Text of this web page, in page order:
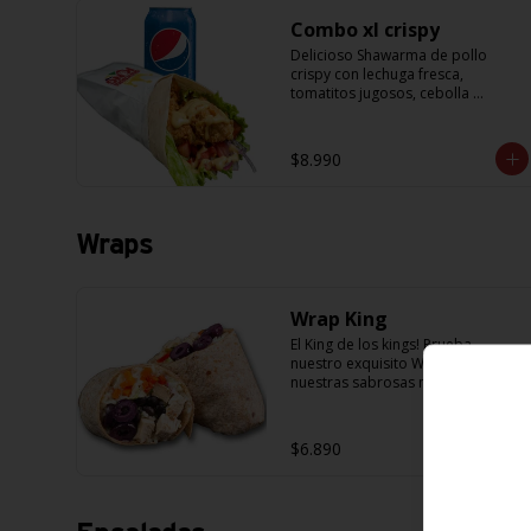
Combo xl crispy
Delicioso Shawarma de pollo
crispy con lechuga fresca,
tomatitos jugosos, cebolla
$8.990
Wraps
Wrap King
El King de los kings! Prueba
nuestro exquisito Wrap con
nuestras sabrosas masas de
pollo, aceitunas moradas y
morron y salsa en base a
$6.890